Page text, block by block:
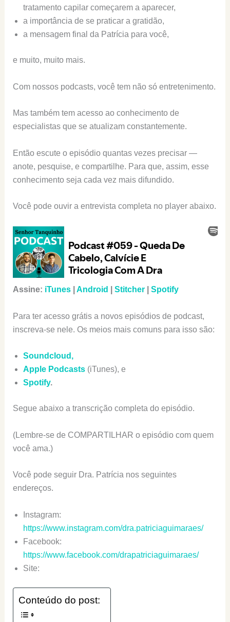
tratamento capilar começarem a aparecer,
a importância de se praticar a gratidão,
a mensagem final da Patrícia para você,
e muito, muito mais.
Com nossos podcasts, você tem não só entretenimento.
Mas também tem acesso ao conhecimento de
especialistas que se atualizam constantemente.
Então escute o episódio quantas vezes precisar —
anote, pesquise, e compartilhe. Para que, assim, esse
conhecimento seja cada vez mais difundido.
Você pode ouvir a entrevista completa no player abaixo.
Assine: iTunes| Android Stitcher| Spotify
Para ter acesso grátis a novos episódios de podcast,
inscreva-se nele. Os meios mais comuns para isso são:
Soundcloud,
Apple Podcasts(iTunes), e
Spotify.
Segue abaixo a transcrição completa do episódio.
(Lembre-se de COMPARTILHAR o episódio com quem
você ama.)
Você pode seguir Dra. Patrícia nos seguintes
endereços.
Instagram:
https://www.instagram.com/dra.patriciaguimaraes/
Facebook:
https://www.facebook.com/drapatriciaguimaraes/
Site:
Conteúdo do post: